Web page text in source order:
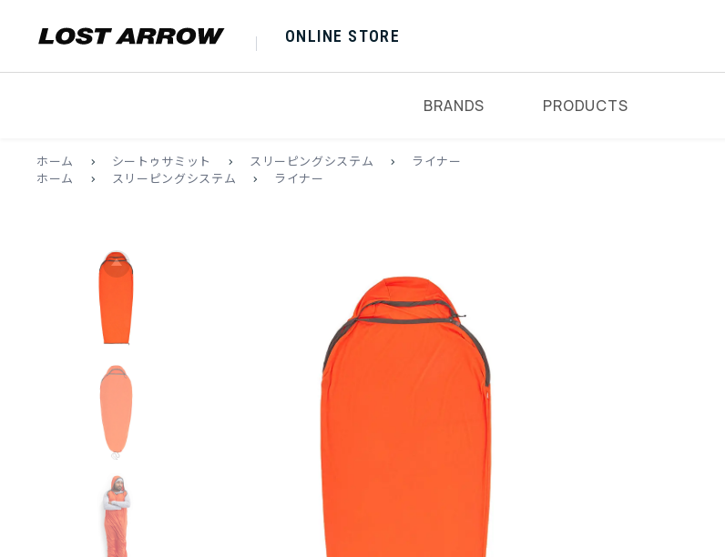
ONLINE STORE
BRANDS PRODUCTS
ホーム > シートゥサミット > スリーピングシステム >
ライナー
ホーム
> スリーピングシステム > ライナー